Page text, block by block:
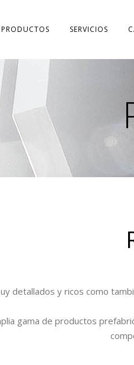
PRODUCTOS SERVICIOS
detallados y ricos como
gama de productos